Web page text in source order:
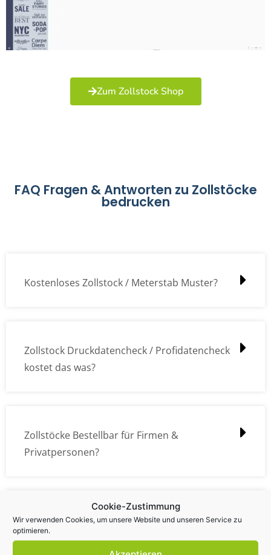
Cookie-Zustimmung
Wir verwenden Cookies, um unsere Website und unseren Service zu
optimieren.
Zum Zollstock Shop
FAQ Fragen & Antworten zu Zollstöcke
bedrucken
Kostenloses Zollstock / Meterstab Muster?
Zollstock Druckdatencheck / Profidatencheck
kostet das was?
Zollstöcke Bestellbar für Firmen &
Privatpersonen?
Wie kann ich die Daten (z.B. Logos und Texte)
übermitteln?